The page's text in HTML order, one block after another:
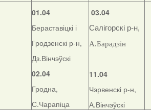
01.04
Бераставіцкі і
Гродзенскі р-н,
Дз.Вінчэўскі
02.04
Гродна,
С.Чарапіца
03.04
Салігорскі р-н,
А.Барадзін
11.04
Чэрвенскі р-н,
А.Вінчэўскі